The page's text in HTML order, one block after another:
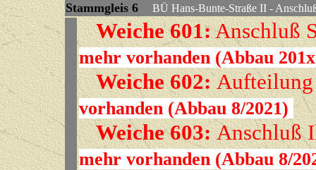
Stammgleis 6 BÜ Hans-Bunte-Straße II -
Weiche 601:Anschluß
mehr vorhanden (Abbau
Weiche 602:
vorhanden (Abbau 8/2021)
Weiche 603:Anschluß
mehr vorhanden (Abbau 8/